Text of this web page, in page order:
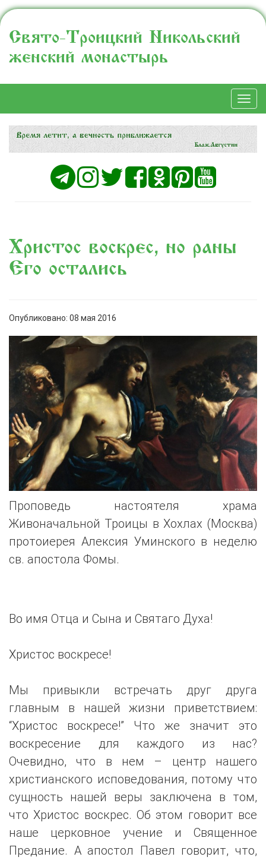
Свято-Троицкий Никольский
женский монастырь
Христос воскрес, но раны
Его остались
Опубликовано: 08 мая 2016
Проповедь настоятеля храма
Живоначальной Троицы в Хохлах (Москва)
протоиерея Алексия Уминского в неделю
св. апостола Фомы.
Во имя Отца и Сына и Святаго Духа!
Христос воскресе!
Мы привыкли встречать друг друга
главным в нашей жизни приветствием:
“Христос воскресе!” Что же значит это
воскресение для каждого из нас?
Очевидно, что в нем – центр нашего
христианского исповедования, потому что
сущность нашей веры заключена в том,
что Христос воскрес. Об этом говорит все
наше церковное учение и Священное
Предание. А апостол Павел говорит, что,